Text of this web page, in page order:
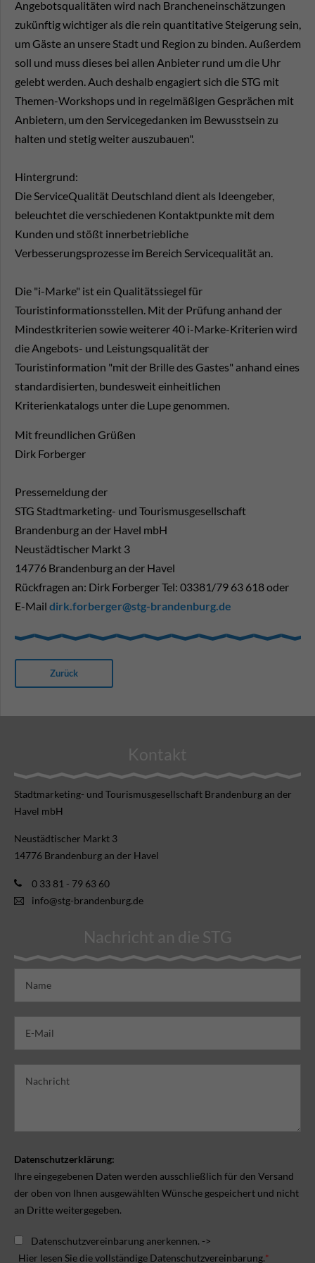
Angebotsqualitäten wird nach Brancheneinschätzungen
zukünftig wichtiger als die rein quantitative Steigerung sein,
um Gäste an unsere Stadt und Region zu binden. Außerdem
soll und muss dieses bei allen Anbieter rund um die Uhr
gelebt werden. Auch deshalb engagiert sich die STG mit
Themen-Workshops und in regelmäßigen Gesprächen mit
Anbietern, um den Servicegedanken im Bewusstsein zu
halten und stetig weiter auszubauen".
Hintergrund:
Die ServiceQualität Deutschland dient als Ideengeber,
beleuchtet die verschiedenen Kontaktpunkte mit dem
Kunden und stößt innerbetriebliche
Verbesserungsprozesse im Bereich Servicequalität an.
Die "i-Marke" ist ein Qualitätssiegel für
Touristinformationsstellen. Mit der Prüfung anhand der
Mindestkriterien sowie weiterer 40 i-Marke-Kriterien wird
die Angebots- und Leistungsqualität der
Touristinformation "mit der Brille des Gastes" anhand eines
standardisierten, bundesweit einheitlichen
Kriterienkatalogs unter die Lupe genommen.
Mit freundlichen Grüßen
Dirk Forberger
Pressemeldung der
STG Stadtmarketing- und Tourismusgesellschaft
Brandenburg an der Havel mbH
Neustädtischer Markt 3
14776 Brandenburg an der Havel
Rückfragen an: Dirk Forberger Tel: 03381/79 63 618 oder
E-Mail dirk.forberger@stg-brandenburg.de
Zurück
Kontakt
Stadtmarketing- und Tourismusgesellschaft Brandenburg an der
Havel mbH
Neustädtischer Markt 3
14776 Brandenburg an der Havel
0 33 81 - 79 63 60
info@stg-brandenburg.de
Nachricht an die STG
Datenschutzerklärung:
Ihre eingegebenen Daten werden ausschließlich für den Versand
der oben von Ihnen ausgewählten Wünsche gespeichert und nicht
an Dritte weitergegeben.
Datenschutzvereinbarung anerkennen. ->
Hier lesen Sie die vollständige Datenschutzvereinbarung.*